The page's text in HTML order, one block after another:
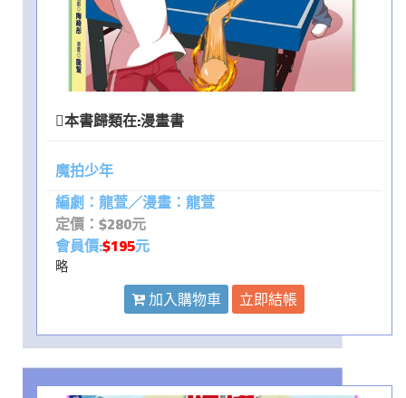
本書歸類在:漫畫書
魔拍少年
編劇：龍萱／漫畫：龍萱
定價：$280元
會員價:$195元
略
加入購物車 立即結帳